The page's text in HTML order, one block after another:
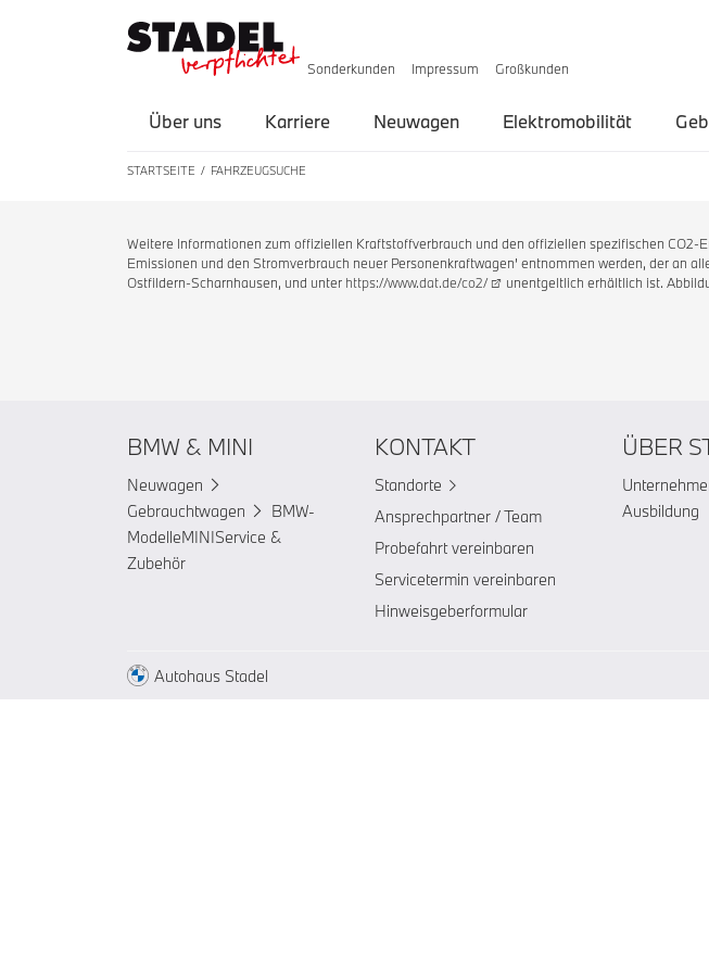
Sonderkunden Impressum Großkunden
Über uns Karriere Neuwagen Elektromobilität
STARTSEITE FAHRZEUGSUCHE
Weitere Informationen zum offiziellen Kraftstoffverbrauch und den offiziellen spezifischen
Emissionen und den Stromverbrauch neuer Personenkraftwagen' entnommen werden, der an
Ostfildern-Scharnhausen, und unter https://www.dat.de/co2/ unentgeltlich erhältlich ist.
BMW & MINI
Neuwagen
Gebrauchtwagen
BMW-
ModelleMINIService &
Zubehör
KONTAKT
Standorte
Ansprechpartner / Team
Probefahrt vereinbaren
Servicetermin vereinbaren
Hinweisgeberformular
ÜBER
Ausbildung
Autohaus Stadel